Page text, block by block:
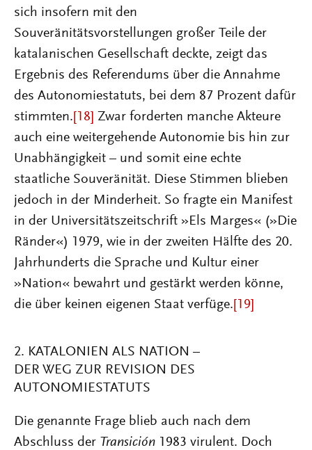
sich insofern mit den
Souveränitätsvorstellungen großer Teile der
katalanischen Gesellschaft deckte, zeigt das
Ergebnis des Referendums über die Annahme
des Autonomiestatuts, bei dem 87 Prozent dafür
stimmten. [18] Zwar forderten manche Akteure
auch eine weitergehende Autonomie bis hin zur
Unabhängigkeit – und somit eine echte
staatliche Souveränität. Diese Stimmen blieben
jedoch in der Minderheit. So fragte ein Manifest
in der Universitätszeitschrift »Els Marges« (»Die
Ränder«) 1979, wie in der zweiten Hälfte des 20.
Jahrhunderts die Sprache und Kultur einer
»Nation« bewahrt und gestärkt werden könne,
die über keinen eigenen Staat verfüge. [19]
2. KATALONIEN ALS NATION –
DER WEG ZUR REVISION DES
AUTONOMIESTATUTS
Die genannte Frage blieb auch nach dem
Abschluss der Transición 1983 virulent. Doch